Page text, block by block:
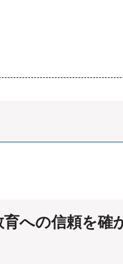
への信頼を確